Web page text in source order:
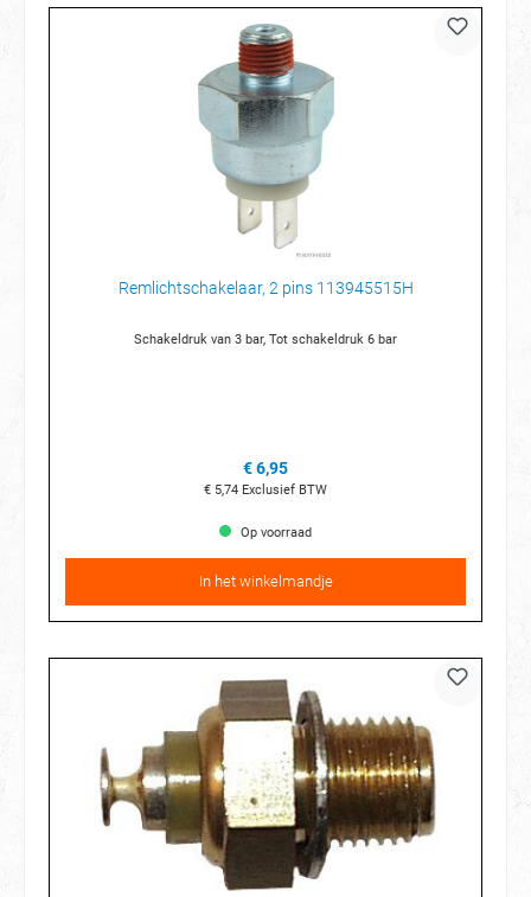
Remlichtschakelaar, 2 pins 113945515H
Schakeldruk van 3 bar, Tot schakeldruk 6 bar
€ 6,95
€ 5,74 Exclusief BTW
Op voorraad
In het winkelmandje